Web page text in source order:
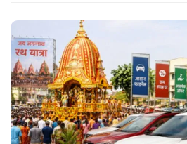
खरीदना पसंद करते हैं.